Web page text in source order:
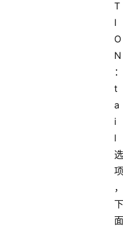
T
I
O
N
：
t
a
i
l
选
项
，
下
面